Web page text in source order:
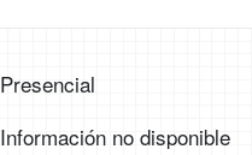
Presencial
Información no disponible